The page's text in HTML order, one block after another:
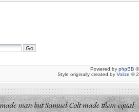
Powered by phpBB
Style originally created by Volize ©